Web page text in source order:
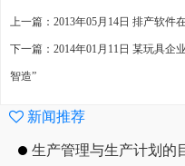
上一篇：2013年05月14日 排产软件
下一篇：2014年01月11日 某玩具企
智造”
新闻推荐
生产管理与生产计划的